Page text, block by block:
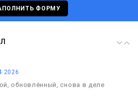
ФОРМУ
кораблестроителя!
Победы. Память, которая с
обновлённый, снова в деле